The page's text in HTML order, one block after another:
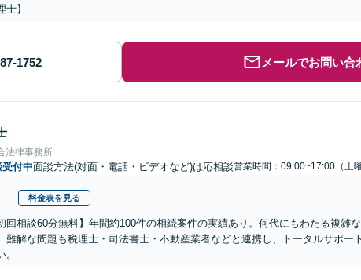
】
メールでお問い合
法律事務所
付中面談方法(対面・電話・ビデオなど)は応相談営業時間：09:00~17:00（土曜
料金表を見る
回相談60分無料】年間約100件の相続案件の実績あり。何代にもわたる複雑
難解な問題も税理士・司法書士・不動産業者などと連携し、トータルサポー